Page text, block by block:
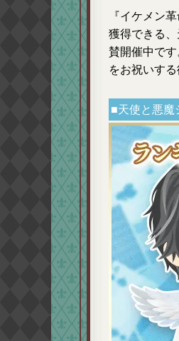
『イケメン
獲得できる
賛開催中で
をお祝いす
■天使と悪魔